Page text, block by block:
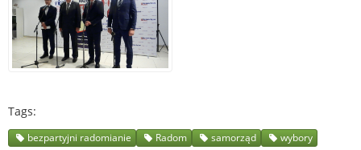
Tags
bezpartyjni radomianie Radom samorząd wybory